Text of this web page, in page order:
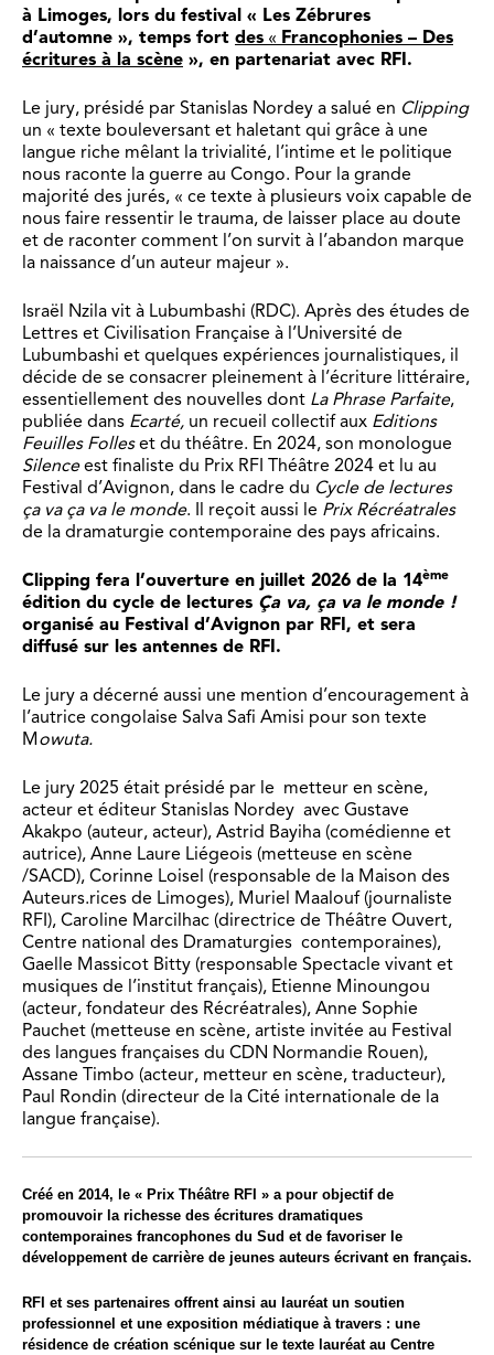
à Limoges, lors du festival « Les Zébrures
d’automne », temps fort des « Francophonies – Des
écritures à la scène », en partenariat avec RFI.
Le jury, présidé par Stanislas Nordey a salué en Clipping
un « texte bouleversant et haletant qui grâce à une
langue riche mêlant la trivialité, l’intime et le politique
nous raconte la guerre au Congo. Pour la grande
majorité des jurés, « ce texte à plusieurs voix capable de
nous faire ressentir le trauma, de laisser place au doute
et de raconter comment l’on survit à l’abandon marque
la naissance d’un auteur majeur ».
Israël Nzila vit à Lubumbashi (RDC). Après des études de
Lettres et Civilisation Française à l’Université de
Lubumbashi et quelques expériences journalistiques, il
décide de se consacrer pleinement à l’écriture littéraire,
essentiellement des nouvelles dont La Phrase Parfaite,
publiée dans Ecarté, un recueil collectif aux Editions
Feuilles Folleset du théâtre. En 2024, son monologue
Silenceest finaliste du Prix RFI Théâtre 2024 et lu au
Festival d’Avignon, dans le cadre du Cycle de lectures
ça va ça va le monde. Il reçoit aussi le Prix Récréatrales
de la dramaturgie contemporaine des pays africains.
Clipping fera l’ouverture en juillet 2026 de la 14ème
édition du cycle de lectures Ça va, ça va le monde !
organisé au Festival d’Avignon par RFI, et sera
diffusé sur les antennes de RFI.
Le jury a décerné aussi une mention d’encouragement à
l’autrice congolaise Salva Safi Amisi pour son texte
Mowuta.
Le jury 2025 était présidé par le metteur en scène,
acteur et éditeur Stanislas Nordey avec Gustave
Akakpo (auteur, acteur), Astrid Bayiha (comédienne et
autrice), Anne Laure Liégeois (metteuse en scène
/SACD), Corinne Loisel (responsable de la Maison des
Auteurs.rices de Limoges), Muriel Maalouf (journaliste
RFI), Caroline Marcilhac (directrice de Théâtre Ouvert,
Centre national des Dramaturgies contemporaines),
Gaelle Massicot Bitty (responsable Spectacle vivant et
musiques de l’institut français), Etienne Minoungou
(acteur, fondateur des Récréatrales), Anne Sophie
Pauchet (metteuse en scène, artiste invitée au Festival
des langues françaises du CDN Normandie Rouen),
Assane Timbo (acteur, metteur en scène, traducteur),
Paul Rondin (directeur de la Cité internationale de la
langue française).
Créé en 2014, le « Prix Théâtre RFI » a pour objectif de
promouvoir la richesse des écritures dramatiques
contemporaines francophones du Sud et de favoriser le
développement de carrière de jeunes auteurs écrivant en français.
RFI et ses partenaires offrent ainsi au lauréat un soutien
professionnel et une exposition médiatique à travers : une
résidence de création scénique sur le texte lauréat au Centre